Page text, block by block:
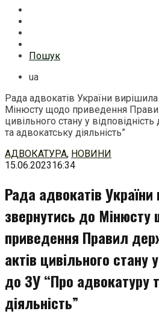
Пошук
ua
Рада адвокатів України
Мінюсту щодо приведення
цивільного стану у
та адвокатську діяльність”
Перейти
до
АДВОКАТУРА, НОВИНИ
15.06.202316:34
Рада адвокатів України
звернутись до Мінюсту
приведення Правил
актів цивільного стану
до ЗУ “Про адвокатуру
діяльність”